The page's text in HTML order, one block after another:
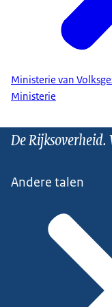
Ministerie van
Ministerie
De
Andere talen